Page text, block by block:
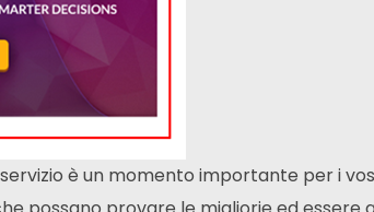
è un momento importante per i